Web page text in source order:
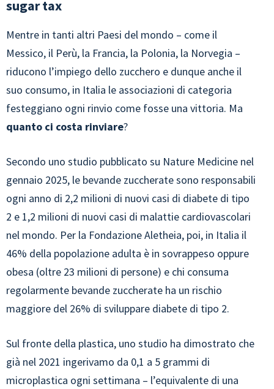
sugar tax
Mentre in tanti altri Paesi del mondo – come il
Messico, il Perù, la Francia, la Polonia, la Norvegia –
riducono l’impiego dello zucchero e dunque anche il
suo consumo, in Italia le associazioni di categoria
festeggiano ogni rinvio come fosse una vittoria. Ma
quanto ci costa rinviare?
Secondo uno studio pubblicato su Nature Medicine nel
gennaio 2025, le bevande zuccherate sono responsabili
ogni anno di 2,2 milioni di nuovi casi di diabete di tipo
2 e 1,2 milioni di nuovi casi di malattie cardiovascolari
nel mondo. Per la Fondazione Aletheia, poi, in Italia il
46% della popolazione adulta è in sovrappeso oppure
obesa (oltre 23 milioni di persone) e chi consuma
regolarmente bevande zuccherate ha un rischio
maggiore del 26% di sviluppare diabete di tipo 2.
Sul fronte della plastica, uno studio ha dimostrato che
già nel 2021 ingerivamo da 0,1 a 5 grammi di
microplastica ogni settimana – l’equivalente di una